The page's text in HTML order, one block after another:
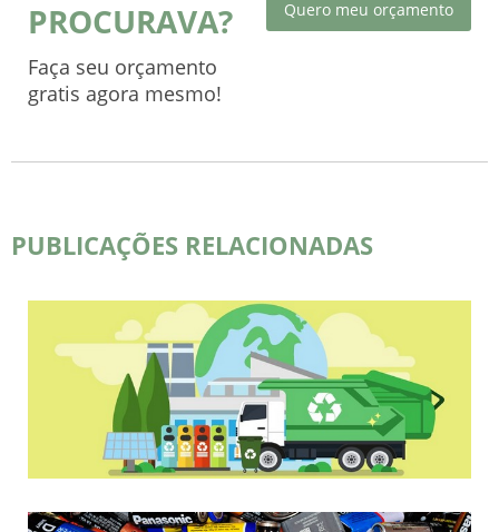
PROCURAVA?
Faça seu orçamento
gratis agora mesmo!
Quero meu orçamento
PUBLICAÇÕES RELACIONADAS